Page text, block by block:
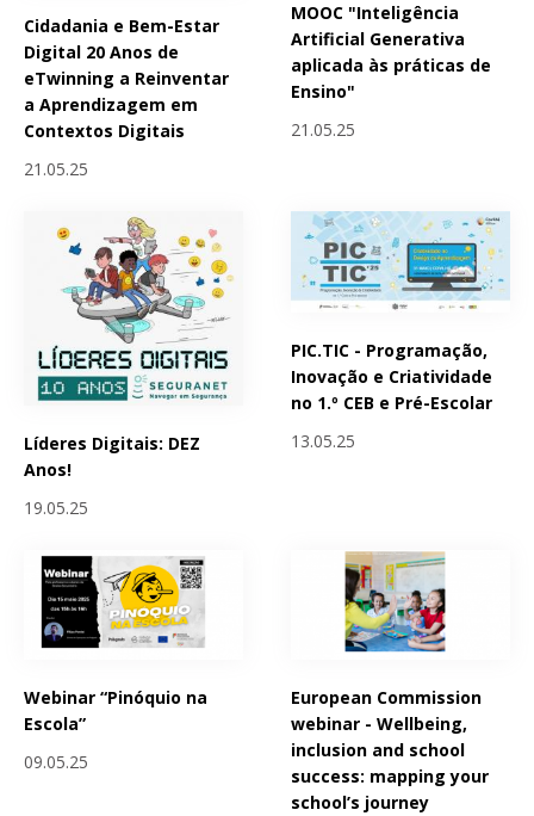
Cidadania e Bem-Estar
Digital 20 Anos de
eTwinning a Reinventar
a Aprendizagem em
Contextos Digitais
21.05.25
MOOC "Inteligência
Artificial Generativa
aplicada às práticas de
Ensino"
21.05.25
Líderes Digitais: DEZ
Anos!
19.05.25
PIC.TIC - Programação,
Inovação e Criatividade
no 1.º CEB e Pré-Escolar
13.05.25
Webinar “Pinóquio na
Escola”
09.05.25
European Commission
webinar - Wellbeing,
inclusion and school
success: mapping your
school’s journey